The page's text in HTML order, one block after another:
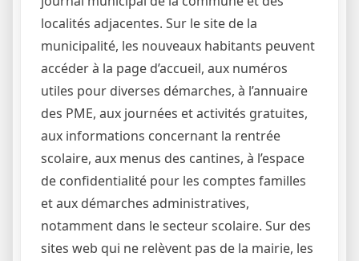
localités adjacentes. Sur le site de la
municipalité, les nouveaux habitants peuvent
accéder à la page d’accueil, aux numéros
utiles pour diverses démarches, à l’annuaire
des PME, aux journées et activités gratuites,
aux informations concernant la rentrée
scolaire, aux menus des cantines, à l’espace
de confidentialité pour les comptes familles
et aux démarches administratives,
notamment dans le secteur scolaire. Sur des
sites web qui ne relèvent pas de la mairie, les